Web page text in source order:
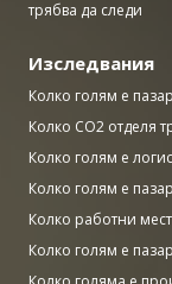
трябва да следи
Изследвания
Колко голям е
Колко CO2 отделя
Колко голям е
Колко голям е
Колко работни
Колко голям е